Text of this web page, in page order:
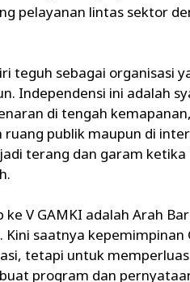
pelayanan lintas sektor
teguh sebagai organisasi
Independensi ini adalah
di tengah
publik maupun di
terang dan garam
ke V GAMKI adalah Arah
saatnya
tetapi untuk
program dan